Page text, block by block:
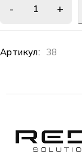
Артикул: 38